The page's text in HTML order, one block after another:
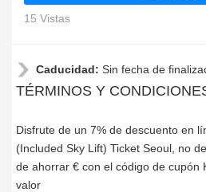
15 Vistas
Caducidad: Sin fecha de
TÉRMINOS Y
Disfrute de un 7% de descuento en
(Included Sky Lift) Ticket Seoul, no
de ahorrar € con el código de cupón
valor